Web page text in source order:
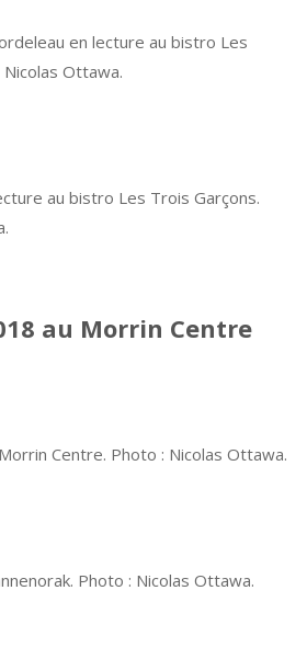
en lecture au bistro Les
Ottawa.
au bistro Les Trois Garçons.
au Morrin Centre
Centre. Photo : Nicolas Ottawa.
Photo : Nicolas Ottawa.